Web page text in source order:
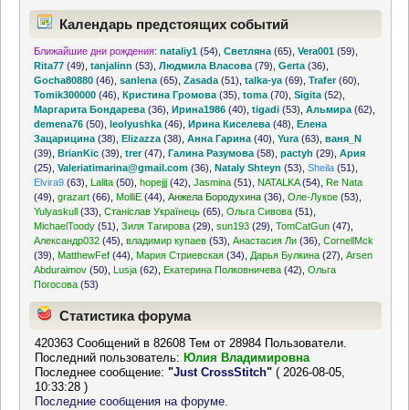
Календарь предстоящих событий
Ближайшие дни рождения: nataliy1 (54) ,Светляна (65) ,Vera001 (59)
Rita77 (49) ,tanjalinn (53) ,Людмила Власова (79) ,Gerta (36)
Gocha80880 (46) ,sanlena (65) ,Zasada (51) ,talka-ya (69) ,Trafer(60)
Tomik300000 (46) ,Кристина Громова (35) ,toma (70) ,Sigita (52)
Маргарита Бондарева (36) ,Ирина1986 (40) ,tigadi (53) ,Альмира (62)
demena76 (50) ,leolyushka (46) ,Ирина Киселева (48) ,Елена
Зацарицина (38) ,Elizazza (38) ,Анна Гарина (40) ,Yura (63) ,ваня_N
(39) ,BrianKic (39) ,trer(47) ,Галина Разумова (58) ,pactyh (29) ,Ария
(25) ,Valeriatimarina@gmail.com (36) ,Nataly Shteyn (53) ,Sheila (51)
Elvira9 (63) Lalita (50) ,hopejjj (42) ,Jasmina (51) NATALKA(54)
Re Nata
(49) ,grazart (66) MolliE (44) ,Анжела Бородухина (36) ,Оле-Лукое (53)
Yulyaskull (33) ,Станіслав Українець (65) ,Ольга Сивова (51)
MichaelToody (51) ,Зиля Тагирова (29) ,sun193 (29) ,TomCatGun (47)
Александр032 (45) ,владимир купаев (53) ,Анастасия Ли (36) ,CornellMck
(39)
MatthewFef (44) Мария Стриевская (34) Дарья Булкина (27) ,Arsen
Abduraimov (50) Lusja (62) Екатерина Полковничева (42) ,Ольга
Погосова (53)
Статистика форума
420363 Сообщений в 82608 Тем от 28984 Пользователи.
Последний пользователь: Юлия Владимировна
Последнее сообщение:"Just CrossStitch" ( 2026-08-05,
10:33:28 )
Последние сообщения на форуме.